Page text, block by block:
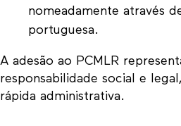
nomeadamente através
portuguesa.
A adesão ao PCMLR
responsabilidade social e
rápida administrativa.